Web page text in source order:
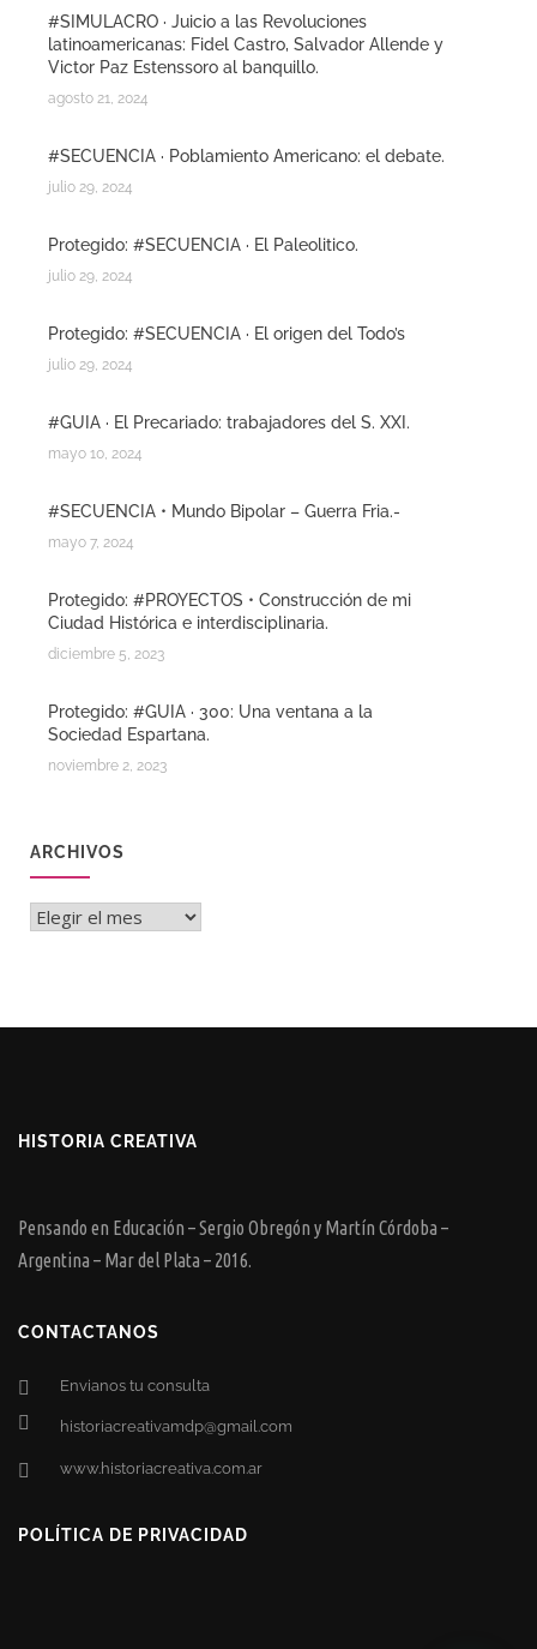
#SIMULACRO · Juicio a las Revoluciones
latinoamericanas: Fidel Castro, Salvador Allende y
Victor Paz Estenssoro al banquillo.
agosto 21, 2024
#SECUENCIA · Poblamiento Americano: el debate.
julio 29, 2024
Protegido: #SECUENCIA · El Paleolitico.
julio 29, 2024
Protegido: #SECUENCIA · El origen del Todo’s
julio 29, 2024
#GUIA · El Precariado: trabajadores del S. XXI.
mayo 10, 2024
#SECUENCIA • Mundo Bipolar – Guerra Fria.-
mayo 7, 2024
Protegido: #PROYECTOS • Construcción de mi
Ciudad Histórica e interdisciplinaria.
diciembre 5, 2023
Protegido: #GUIA · 300: Una ventana a la
Sociedad Espartana.
noviembre 2, 2023
ARCHIVOS
Archivos
HISTORIA CREATIVA
Pensando en Educación – Sergio Obregón y Martín Córdoba –
Argentina – Mar del Plata – 2016.
CONTACTANOS
Envianos tu consulta
historiacreativamdp@gmail.com
www.historiacreativa.com.ar
POLÍTICA DE PRIVACIDAD